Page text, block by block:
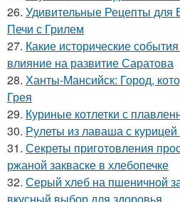
26. Удивительные Рецепты
Печи с Грилем
27. Какие исторические
влияние на развитие Саратова
28. Ханты-Мансийск: Город,
Грея
29. Куриные котлетки с
30. Рулеты из лаваша с
31. Секреты приготовления
ржаной закваске в хлебопечке
32. Серый хлеб на пшеничной